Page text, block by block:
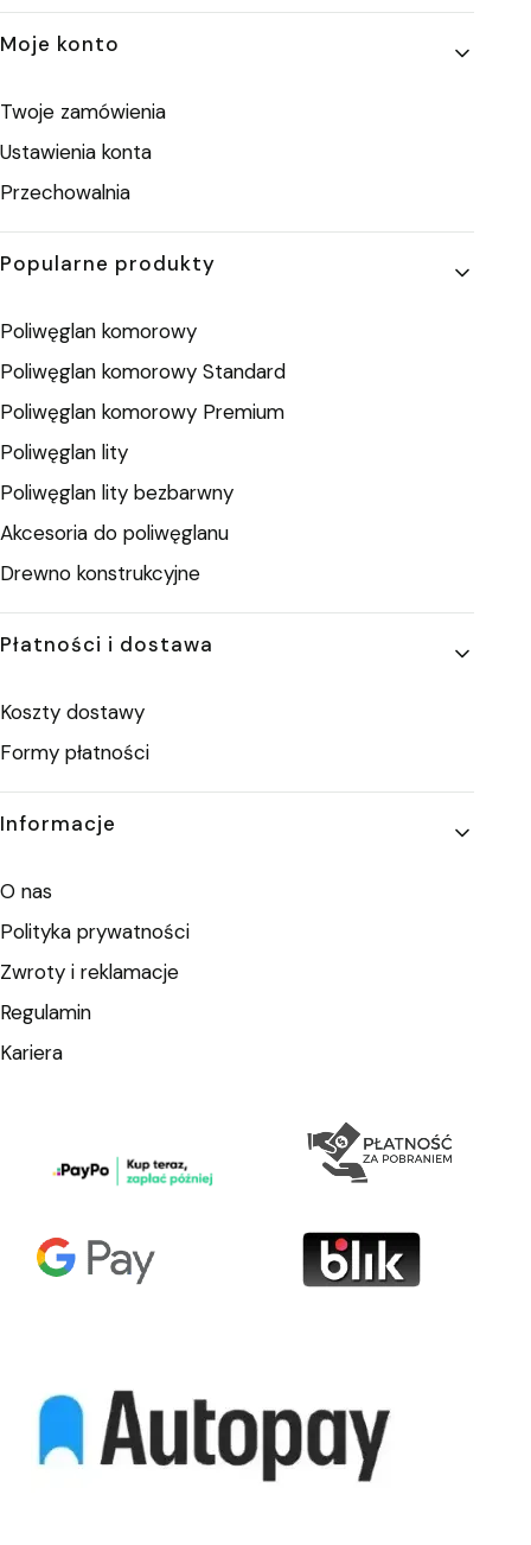
Moje konto
Twoje zamówienia
Ustawienia konta
Przechowalnia
Popularne produkty
Poliwęglan komorowy
Poliwęglan komorowy Standard
Poliwęglan komorowy Premium
Poliwęglan lity
Poliwęglan lity bezbarwny
Akcesoria do poliwęglanu
Drewno konstrukcyjne
Płatności i dostawa
Koszty dostawy
Formy płatności
Informacje
O nas
Polityka prywatności
Zwroty i reklamacje
Regulamin
Kariera